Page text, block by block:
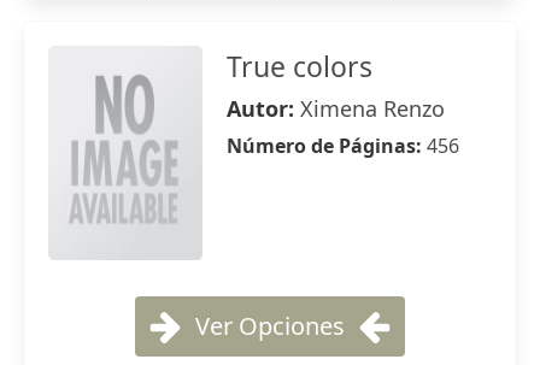
True colors
Autor: Ximena Renzo
Número de Páginas: 456
Ver Opciones